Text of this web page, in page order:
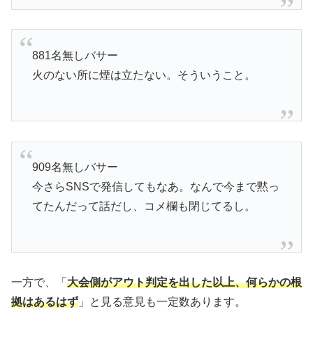
881名無しバサー
火のない所に煙は立たない。そういうこと。
909名無しバサー
今さらSNSで発信してもなあ。なんで今まで黙っ
てたんだって話だし、コメ欄も閉じてるし。
一方で、「 大会側がアウト判定を出した以上、何らかの根
拠はあるはず 」と見る意見も一定数あります。